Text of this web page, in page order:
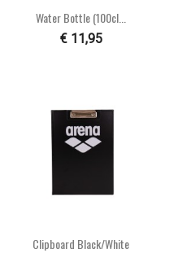
Water Bottle (100cl...
€ 11,95
Clipboard Black/white